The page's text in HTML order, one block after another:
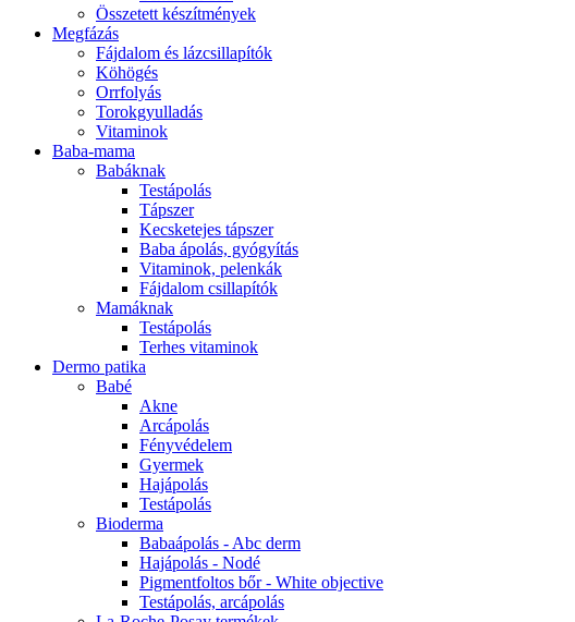
Összetett készítmények
Megfázás
Fájdalom és lázcsillapítók
Köhögés
Orrfolyás
Torokgyulladás
Vitaminok
Baba-mama
Babáknak
Testápolás
Tápszer
Kecsketejes tápszer
Baba ápolás, gyógyítás
Vitaminok, pelenkák
Fájdalom csillapítók
Mamáknak
Testápolás
Terhes vitaminok
Dermo patika
Babé
Akne
Arcápolás
Fényvédelem
Gyermek
Hajápolás
Testápolás
Bioderma
Babaápolás - Abc derm
Hajápolás - Nodé
Pigmentfoltos bőr - White objective
Testápolás, arcápolás